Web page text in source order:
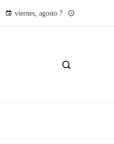
viernes, agosto 7